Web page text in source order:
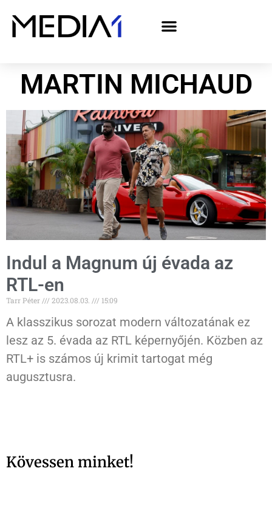
MARTIN MICHAUD
Indul a Magnum új évada az
RTL-en
Tarr Péter 2023.08.03. 15:09
A klasszikus sorozat modern változatának ez
lesz az 5. évada az RTL képernyőjén. Közben az
RTL+ is számos új krimit tartogat még
augusztusra.
Kövessen minket!